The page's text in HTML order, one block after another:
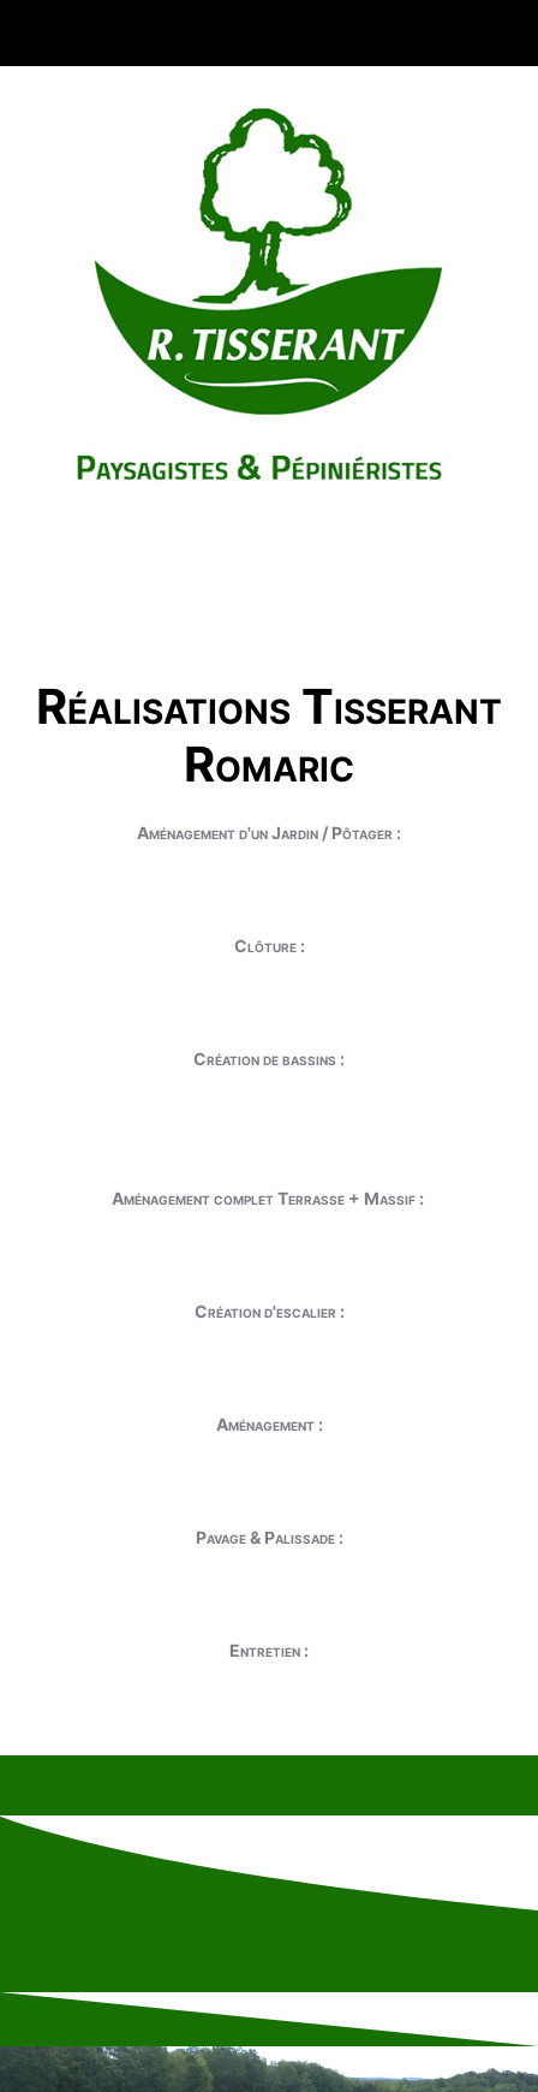
Réalisations Tisserant
Romaric
Aménagement d'un Jardin / Pôtager :
Clôture :
Création de bassins :
Aménagement complet Terrasse + Massif :
Création d'escalier :
Aménagement :
Pavage & Palissade :
Entretien :